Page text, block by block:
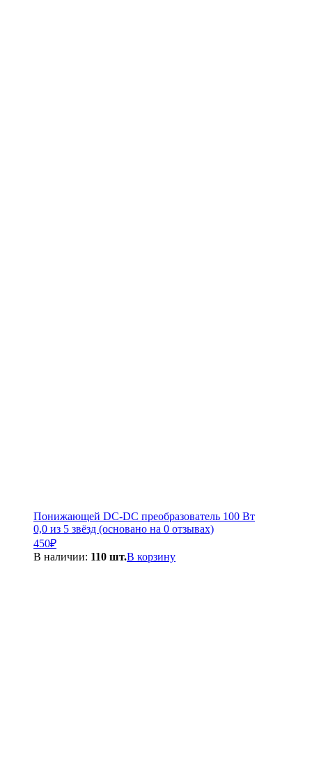
Понижающей DC-DC преобразователь 100 Вт
0,0 из 5 звёзд (основано на 0 отзывах)
450₽
В наличии: 110 шт.В корзину